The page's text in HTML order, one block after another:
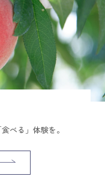
べる」体験を。